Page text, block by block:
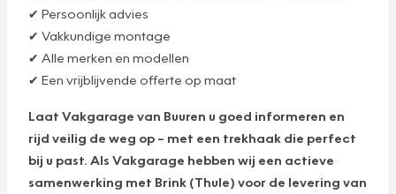
✔ Persoonlijk advies
✔ Vakkundige montage
✔ Alle merken en modellen
✔ Een vrijblijvende offerte op maat
Laat Vakgarage van Buuren u goed informeren en
rijd veilig de weg op – met een trekhaak die perfect
bij u past. Als Vakgarage hebben wij een actieve
samenwerking met Brink (Thule) voor de levering van